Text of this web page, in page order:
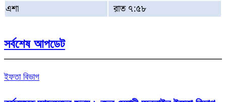
এশা
রাত ৭:৫৮
সর্বশেষ আপডেট
ইফতা বিভাগ